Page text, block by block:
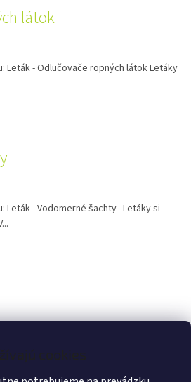
cookies
látok
Leták - Odlučovače ropných látok Letáky
Leták - Vodomerné šachty Letáky si
Leták - Lapače tukov Letáky si môžete